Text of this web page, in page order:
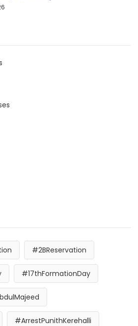
#2BReservation
#17thFormationDay
#ArrestPunithKerehalli